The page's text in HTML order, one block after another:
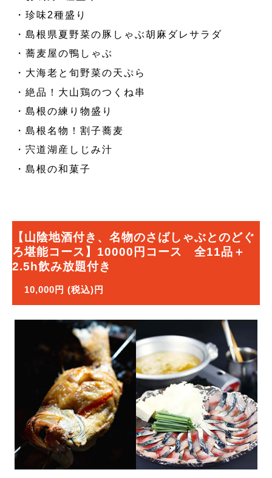
・珍味2種盛り
・島根県夏野菜の豚しゃぶ胡麻ダレサラダ
・蕎麦屋の鴨しゃぶ
・大海老と旬野菜の天ぷら
・絶品！大山鶏のつくね串
・島根の練り物盛り
・島根名物！割子蕎麦
・宍道湖産しじみ汁
・島根の和菓子
【山陰地酒付き、名物のさばしゃぶとのどぐ
ろ堪能コース】10000円コース 全11品＋
2.5h飲み放題付き
10,000円 (税込)円